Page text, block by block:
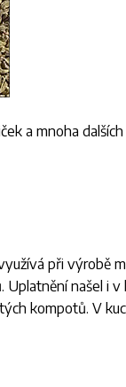
a mnoha
při výrobě
Uplatnění našel i v
kompotů. V